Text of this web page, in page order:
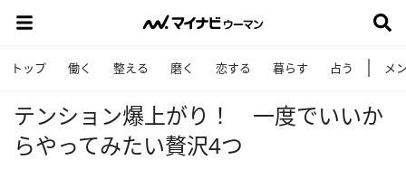
トップ 働く 整える 磨く 恋する 暮らす 占う メ
テンション爆上がり！ 一度でいいか
らやってみたい贅沢4つ